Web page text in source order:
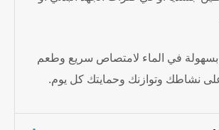
في الماء لامتصاص سريع وطعم
نشاطك وتوازنك وحمايتك كل يوم.